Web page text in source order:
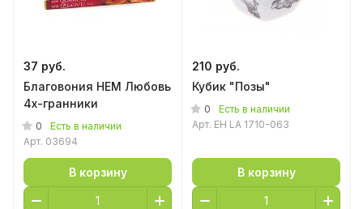
37 руб.
Благовония HEM Любовь
4х-гранники
0
Есть в наличии
Арт. 03694
В корзину
210 руб.
Кубик "Позы"
0
Есть в наличии
Арт. EH LA 1710-063
В корзину